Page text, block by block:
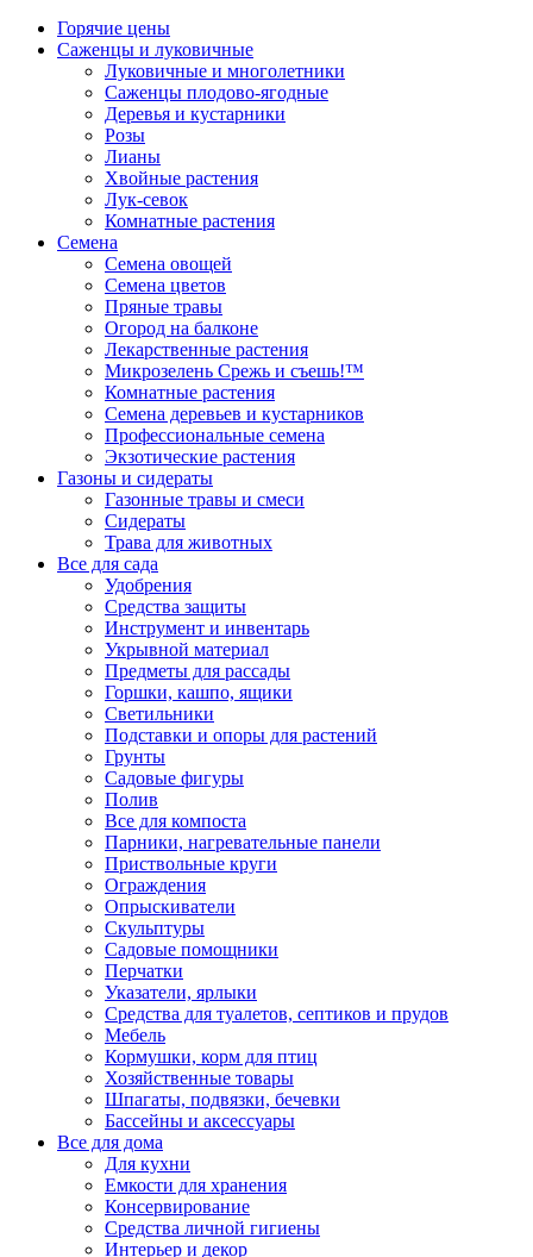
Горячие цены
Саженцы и луковичные
Луковичные и многолетники
Саженцы плодово-ягодные
Деревья и кустарники
Розы
Лианы
Хвойные растения
Лук-севок
Комнатные растения
Семена
Семена овощей
Семена цветов
Пряные травы
Огород на балконе
Лекарственные растения
Микрозелень Срежь и съешь!™
Комнатные растения
Семена деревьев и кустарников
Профессиональные семена
Экзотические растения
Газоны и сидераты
Газонные травы и смеси
Сидераты
Трава для животных
Все для сада
Удобрения
Средства защиты
Инструмент и инвентарь
Укрывной материал
Предметы для рассады
Горшки, кашпо, ящики
Светильники
Подставки и опоры для растений
Грунты
Садовые фигуры
Полив
Все для компоста
Парники, нагревательные панели
Приствольные круги
Ограждения
Опрыскиватели
Скульптуры
Садовые помощники
Перчатки
Указатели, ярлыки
Средства для туалетов, септиков и прудов
Мебель
Кормушки, корм для птиц
Хозяйственные товары
Шпагаты, подвязки, бечевки
Бассейны и аксессуары
Все для дома
Для кухни
Емкости для хранения
Консервирование
Средства личной гигиены
Интерьер и декор